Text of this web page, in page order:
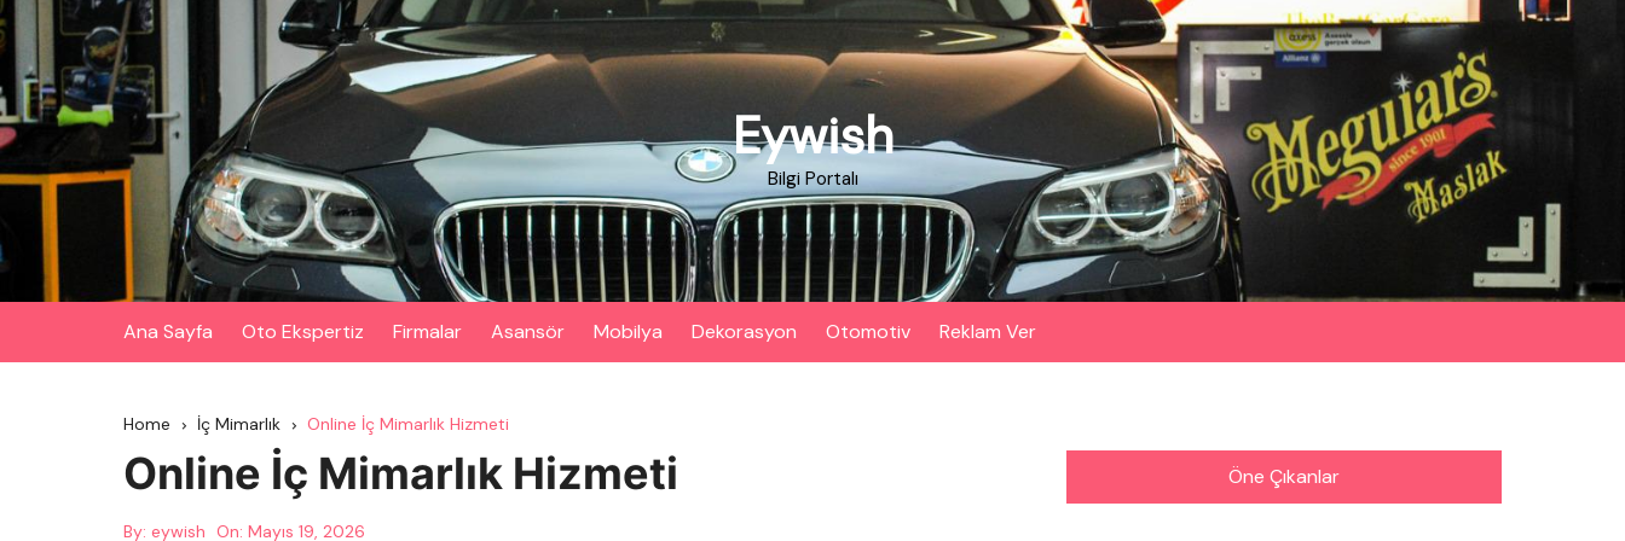
Skip
to
content
Eywish
Bilgi Portalı
Ana Sayfa Oto Ekspertiz Firmalar Asansör Mobilya Dekorasyon Otomotiv Reklam Ver
Home İç Mimarlık Online İç Mimarlık Hizmeti
Online İç Mimarlık Hizmeti
By: eywish On: Mayıs 19, 2026
Öne Çıkanlar